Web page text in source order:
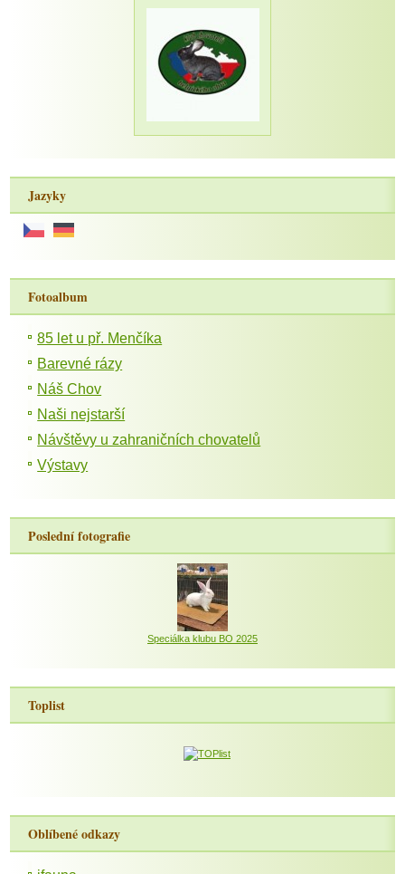
Jazyky
Fotoalbum
85 let u př. Menčíka
Barevné rázy
Náš Chov
Naši nejstarší
Návštěvy u zahraničních chovatelů
Výstavy
Poslední fotografie
Speciálka klubu BO 2025
Toplist
Oblíbené odkazy